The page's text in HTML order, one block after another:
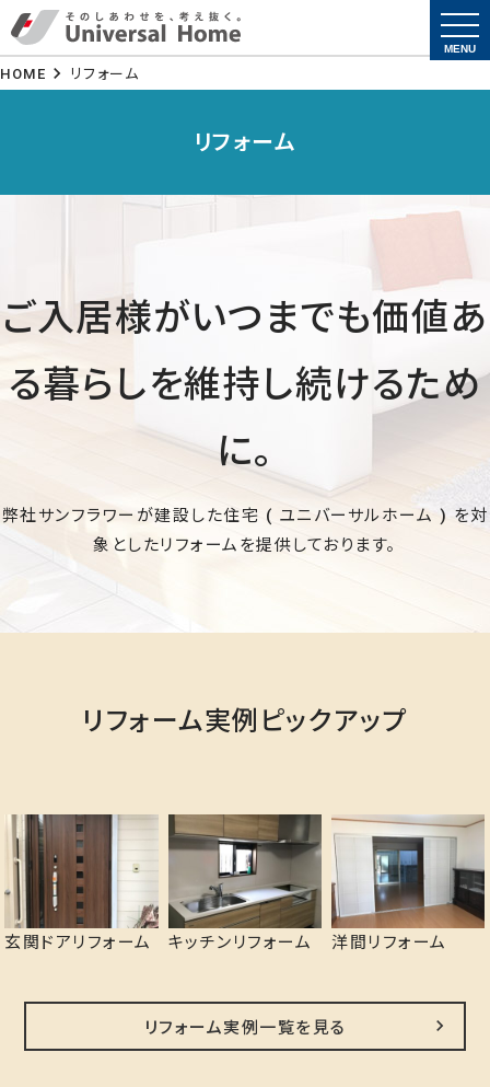
HOME リフォーム
リフォーム
ご入居様がいつまでも価値あ
る暮らしを維持し続けるため
に。
弊社サンフラワーが建設した住宅 ( ユニバーサルホーム ) を対
象としたリフォームを提供しております。
リフォーム実例ピックアップ
玄関ドアリフォーム キッチンリフォーム 洋間リフォーム
リフォーム実例一覧を見る
MENU